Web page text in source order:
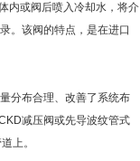
内或阀后喷入冷却水，将介
。该阀的特点，是在进口
分布合理、改善了系统布
减压阀或先导波纹管式
上。